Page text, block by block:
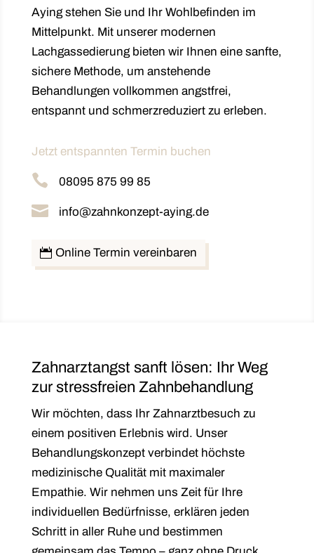
Aying stehen Sie und Ihr Wohlbefinden im
Mittelpunkt. Mit unserer modernen
Lachgassedierung bieten wir Ihnen eine sanfte,
sichere Methode, um anstehende
Behandlungen vollkommen angstfrei,
entspannt und schmerzreduziert zu erleben.
Jetzt entspannten Termin buchen
 08095 875 99 85
 info@zahnkonzept-aying.de
Online Termin vereinbaren
Zahnarztangst sanft lösen: Ihr Weg
zur stressfreien Zahnbehandlung
Wir möchten, dass Ihr Zahnarztbesuch zu
einem positiven Erlebnis wird. Unser
Behandlungskonzept verbindet höchste
medizinische Qualität mit maximaler
Empathie. Wir nehmen uns Zeit für Ihre
individuellen Bedürfnisse, erklären jeden
Schritt in aller Ruhe und bestimmen